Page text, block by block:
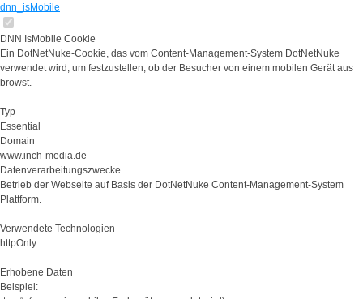
dnn_isMobile
DNN IsMobile Cookie
Ein DotNetNuke-Cookie, das vom Content-Management-System DotNetNuke
verwendet wird, um festzustellen, ob der Besucher von einem mobilen Gerät aus
browst.
Typ
Essential
Domain
www.inch-media.de
Datenverarbeitungszwecke
Betrieb der Webseite auf Basis der DotNetNuke Content-Management-System
Plattform.
Verwendete Technologien
httpOnly
Erhobene Daten
Beispiel: